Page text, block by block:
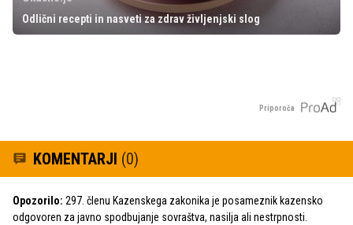
Odlični recepti in nasveti za zdrav življenjski slog
Priporoča
KOMENTARJI (0)
Opozorilo: 297. členu Kazenskega zakonika je posameznik kazensko
odgovoren za javno spodbujanje sovraštva, nasilja ali nestrpnosti.